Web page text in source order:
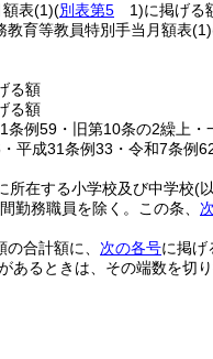
表(1)(別表第5 1)に掲げる
育等教員特別手当月額表(1)
る額
る額
例59・旧第10条の2繰上
平成31条例33・令和7条例
所在する小学校及び中学校(
勤務職員を除く。この条、
合計額に、 次の各号に掲げ
あるときは、その端数を切